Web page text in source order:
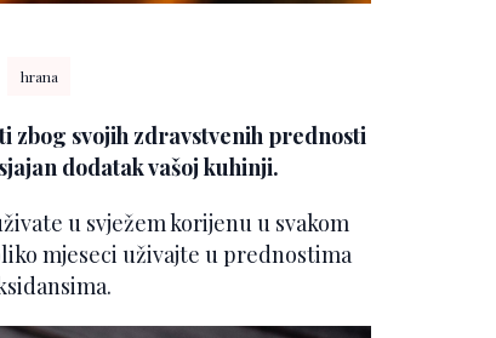
hrana
zbog svojih zdravstvenih prednosti
dodatak vašoj kuhinji.
u svježem korijenu u svakom
mjeseci uživajte u prednostima